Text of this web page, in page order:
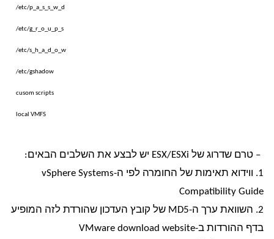
/etc/p_a_s_s_w_d
/etc/g_r_o_u_p_s
/etc/s_h_a_d_o_w
/etc/gshadow
cusom scripts
local VMFS
– טרם שדרוג של ESX/ESXi יש לבצע את השלבים הבאים:
1. ווידוא תאימות של החומרה לפי ה-vSphere Systems
Compatibility Guide
2. השוואת ערך ה-MD5 של קובץ העדכון שהורדת לזה המופיע
בדף ההורדות ב-VMware download website